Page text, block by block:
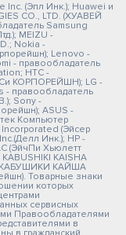
Inc. (Эпл Инк.); Huawei и
CO., LTD. (ХУАВЕЙ
Samsung
MEIZU -
Nokia -
Lenovo -
- правообладатель
HTC -
Си КОРПОРЕЙШН); LG -
- правообладатель
Sony -
ASUS -
Компьютер
(Эйсер
Инк.); HP -
(ЭйчПи Хьюлетт
KAISHA
(КАБУШИКИ КАЙША
Товарные знаки
которых
сервисных
Правообладателями
в